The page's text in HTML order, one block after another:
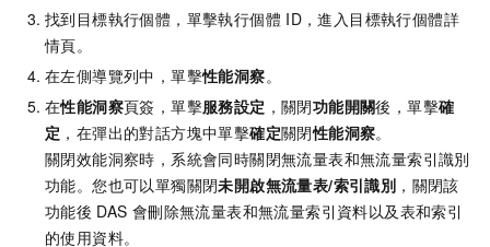
找到目標執行個體，單擊執行個體 ID，進入目標執行個體詳
情頁。
在左側導覽列中，單擊性能洞察。
在性能洞察頁簽，單擊服務設定 ，關閉功能開關後，單擊確
定 ，在彈出的對話方塊中單擊確定關閉性能洞察。
關閉效能洞察時，系統會同時關閉無流量表和無流量索引識別
功能。您也可以單獨關閉未開啟無流量表/索引識別 ，關閉該
功能後 DAS 會刪除無流量表和無流量索引資料以及表和索引
的使用資料。